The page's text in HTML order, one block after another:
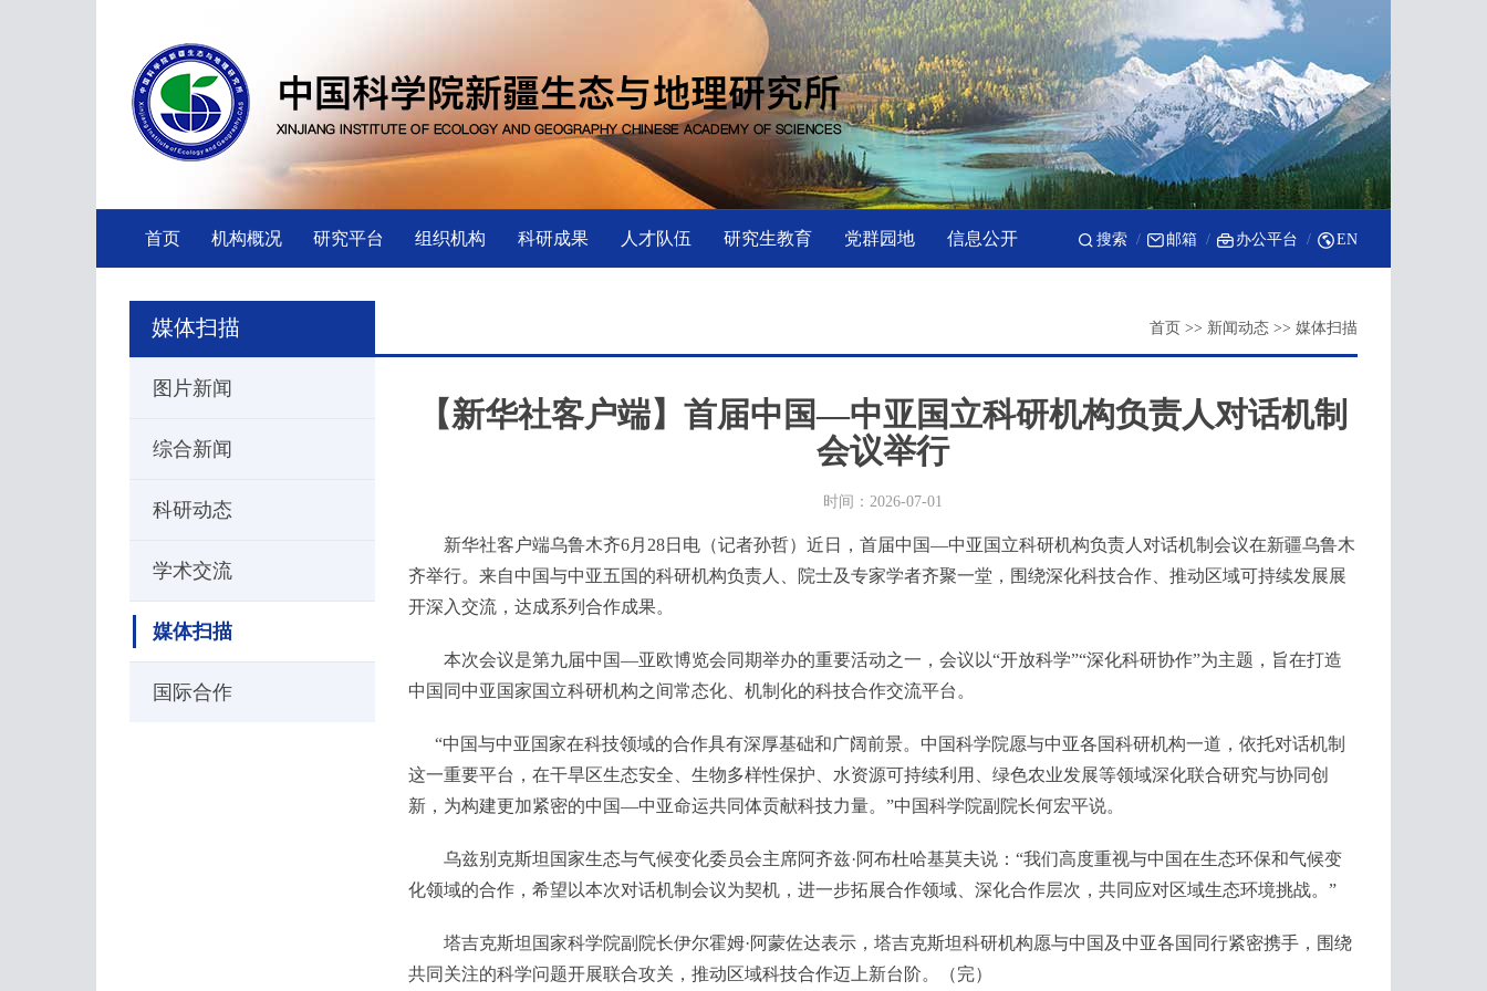
首页 机构概况 研究平台 组织机构 科研成果 人才队伍 研究生教育 党群园地 信息公开 搜索 邮箱 办公平台 EN
媒体扫描 首页 >> 新闻动态 >> 媒体扫描
图片新闻
综合新闻
科研动态
学术交流
媒体扫描
国际合作
【新华社客户端】首届中国—中亚国立科研机构负责人对话机制
会议举行
时间：2026-07-01
新华社客户端乌鲁木齐6月28日电（记者孙哲）近日，首届中国—中亚国立科研机构负责人对话机制会议在新疆乌鲁木
齐举行。来自中国与中亚五国的科研机构负责人、院士及专家学者齐聚一堂，围绕深化科技合作、推动区域可持续发展展
开深入交流，达成系列合作成果。
本次会议是第九届中国—亚欧博览会同期举办的重要活动之一，会议以“开放科学”“深化科研协作”为主题，旨在打造
中国同中亚国家国立科研机构之间常态化、机制化的科技合作交流平台。
“中国与中亚国家在科技领域的合作具有深厚基础和广阔前景。中国科学院愿与中亚各国科研机构一道，依托对话机制
这一重要平台，在干旱区生态安全、生物多样性保护、水资源可持续利用、绿色农业发展等领域深化联合研究与协同创
新，为构建更加紧密的中国—中亚命运共同体贡献科技力量。”中国科学院副院长何宏平说。
乌兹别克斯坦国家生态与气候变化委员会主席阿齐兹·阿布杜哈基莫夫说：“我们高度重视与中国在生态环保和气候变
化领域的合作，希望以本次对话机制会议为契机，进一步拓展合作领域、深化合作层次，共同应对区域生态环境挑战。”
塔吉克斯坦国家科学院副院长伊尔霍姆·阿蒙佐达表示，塔吉克斯坦科研机构愿与中国及中亚各国同行紧密携手，围绕
共同关注的科学问题开展联合攻关，推动区域科技合作迈上新台阶。（完）